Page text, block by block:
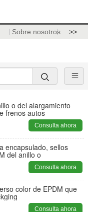
Sobre nosotros >>
o del alargamiento
frenos autos
Consulta ahora
encapsulado, sellos
del anillo o
Consulta ahora
color de EPDM que
Consulta ahora